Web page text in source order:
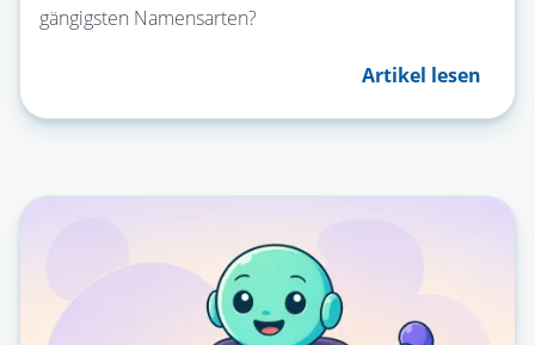
gängigsten Namensarten?
Artikel lesen